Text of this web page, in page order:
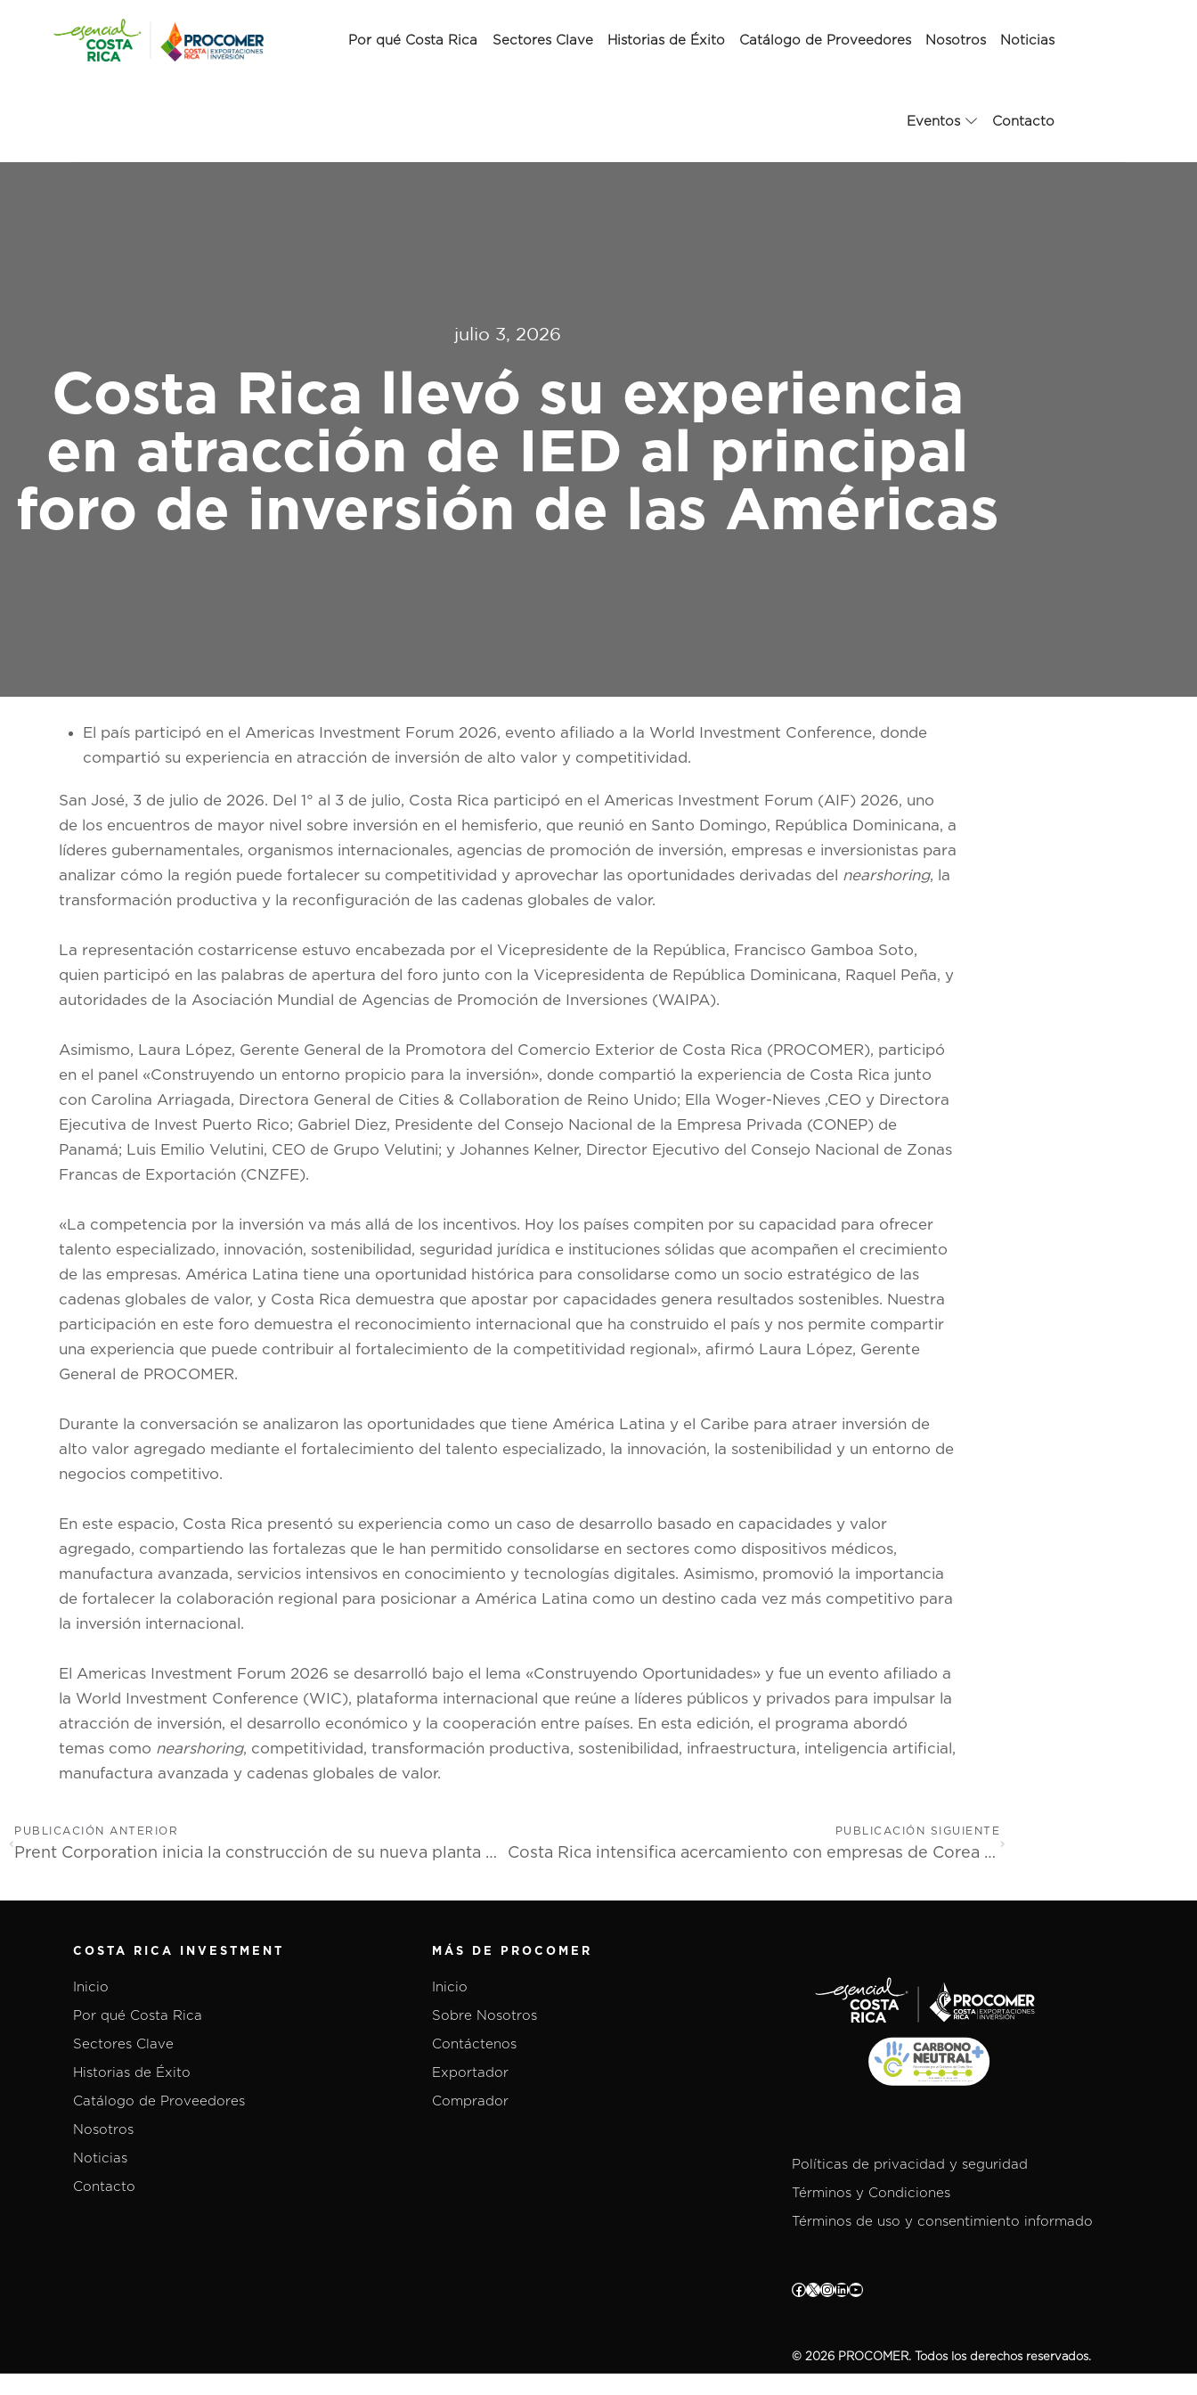
Por qué Costa Rica Sectores Clave Historias de Éxito Catálogo de Proveedores Nosotros Noticias
Eventos Contacto
julio 3, 2026
Costa Rica llevó su experiencia
en atracción de IED al principal
foro de inversión de las Américas
El país participó en el Americas Investment Forum 2026, evento afiliado a la World Investment Conference, donde
compartió su experiencia en atracción de inversión de alto valor y competitividad.
San José, 3 de julio de 2026. Del 1° al 3 de julio, Costa Rica participó en el Americas Investment Forum (AIF) 2026, uno
de los encuentros de mayor nivel sobre inversión en el hemisferio, que reunió en Santo Domingo, República Dominicana, a
líderes gubernamentales, organismos internacionales, agencias de promoción de inversión, empresas e inversionistas para
analizar cómo la región puede fortalecer su competitividad y aprovechar las oportunidades derivadas del nearshoring, la
transformación productiva y la reconfiguración de las cadenas globales de valor.
La representación costarricense estuvo encabezada por el Vicepresidente de la República, Francisco Gamboa Soto,
quien participó en las palabras de apertura del foro junto con la Vicepresidenta de República Dominicana, Raquel Peña, y
autoridades de la Asociación Mundial de Agencias de Promoción de Inversiones (WAIPA).
Asimismo, Laura López, Gerente General de la Promotora del Comercio Exterior de Costa Rica (PROCOMER), participó
en el panel «Construyendo un entorno propicio para la inversión», donde compartió la experiencia de Costa Rica junto
con Carolina Arriagada, Directora General de Cities & Collaboration de Reino Unido; Ella Woger-Nieves ,CEO y Directora
Ejecutiva de Invest Puerto Rico; Gabriel Diez, Presidente del Consejo Nacional de la Empresa Privada (CONEP) de
Panamá; Luis Emilio Velutini, CEO de Grupo Velutini; y Johannes Kelner, Director Ejecutivo del Consejo Nacional de Zonas
Francas de Exportación (CNZFE).
«La competencia por la inversión va más allá de los incentivos. Hoy los países compiten por su capacidad para ofrecer
talento especializado, innovación, sostenibilidad, seguridad jurídica e instituciones sólidas que acompañen el crecimiento
de las empresas. América Latina tiene una oportunidad histórica para consolidarse como un socio estratégico de las
cadenas globales de valor, y Costa Rica demuestra que apostar por capacidades genera resultados sostenibles. Nuestra
participación en este foro demuestra el reconocimiento internacional que ha construido el país y nos permite compartir
una experiencia que puede contribuir al fortalecimiento de la competitividad regional», afirmó Laura López, Gerente
General de PROCOMER.
Durante la conversación se analizaron las oportunidades que tiene América Latina y el Caribe para atraer inversión de
alto valor agregado mediante el fortalecimiento del talento especializado, la innovación, la sostenibilidad y un entorno de
negocios competitivo.
En este espacio, Costa Rica presentó su experiencia como un caso de desarrollo basado en capacidades y valor
agregado, compartiendo las fortalezas que le han permitido consolidarse en sectores como dispositivos médicos,
manufactura avanzada, servicios intensivos en conocimiento y tecnologías digitales. Asimismo, promovió la importancia
de fortalecer la colaboración regional para posicionar a América Latina como un destino cada vez más competitivo para
la inversión internacional.
El Americas Investment Forum 2026 se desarrolló bajo el lema «Construyendo Oportunidades» y fue un evento afiliado a
la World Investment Conference (WIC), plataforma internacional que reúne a líderes públicos y privados para impulsar la
atracción de inversión, el desarrollo económico y la cooperación entre países. En esta edición, el programa abordó
temas como nearshoring, competitividad, transformación productiva, sostenibilidad, infraestructura, inteligencia artificial,
manufactura avanzada y cadenas globales de valor.
PUBLICACIÓN ANTERIOR
Prent Corporation inicia la construcción de su nueva planta de empaques para la industria médica en Costa Rica
PUBLICACIÓN SIGUIENTE
Costa Rica intensifica acercamiento con empresas de Corea del Sur y Japón para atraer nuevas inversiones
COSTA RICA INVESTMENT
Inicio
Por qué Costa Rica
Sectores Clave
Historias de Éxito
Catálogo de Proveedores
Nosotros
Noticias
Contacto
MÁS DE PROCOMER
Inicio
Sobre Nosotros
Contáctenos
Exportador
Comprador
Políticas de privacidad y seguridad
Términos y Condiciones
Términos de uso y consentimiento informado
© 2026 PROCOMER. Todos los derechos reservados.